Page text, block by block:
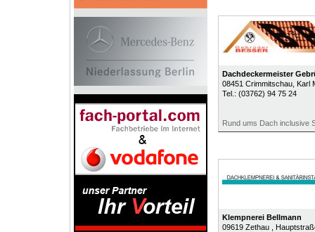
Dachdeckermeister
08451 Crimmitschau, Karl
Tel.: (03762) 94 75 24
Rund ums Dach inclusive
Klempnerei Bellmann
09619 Zethau
,